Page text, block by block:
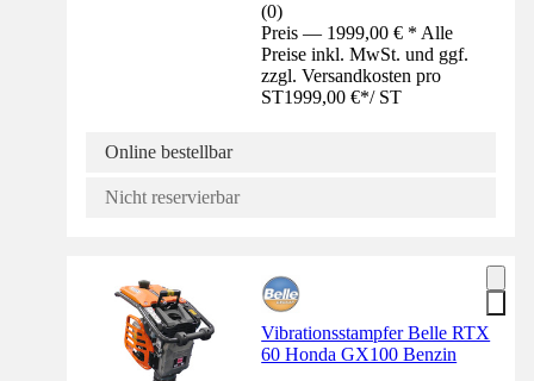
(0)
Preis — 1999,00 € * Alle
Preise inkl. MwSt. und ggf.
zzgl. Versandkosten pro
ST1999,00 €*/ ST
Online bestellbar
Nicht reservierbar
Vibrationsstampfer Belle RTX
60 Honda GX100 Benzin